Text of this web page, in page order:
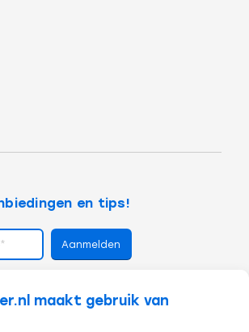
maakt gebruik van
en tips!